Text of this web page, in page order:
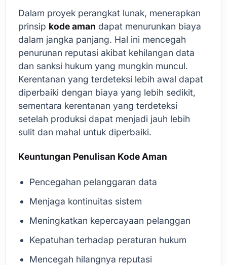
Dalam proyek perangkat lunak, menerapkan
prinsip kode aman dapat menurunkan biaya
dalam jangka panjang. Hal ini mencegah
penurunan reputasi akibat kehilangan data
dan sanksi hukum yang mungkin muncul.
Kerentanan yang terdeteksi lebih awal dapat
diperbaiki dengan biaya yang lebih sedikit,
sementara kerentanan yang terdeteksi
setelah produksi dapat menjadi jauh lebih
sulit dan mahal untuk diperbaiki.
Keuntungan Penulisan Kode Aman
Pencegahan pelanggaran data
Menjaga kontinuitas sistem
Meningkatkan kepercayaan pelanggan
Kepatuhan terhadap peraturan hukum
Mencegah hilangnya reputasi